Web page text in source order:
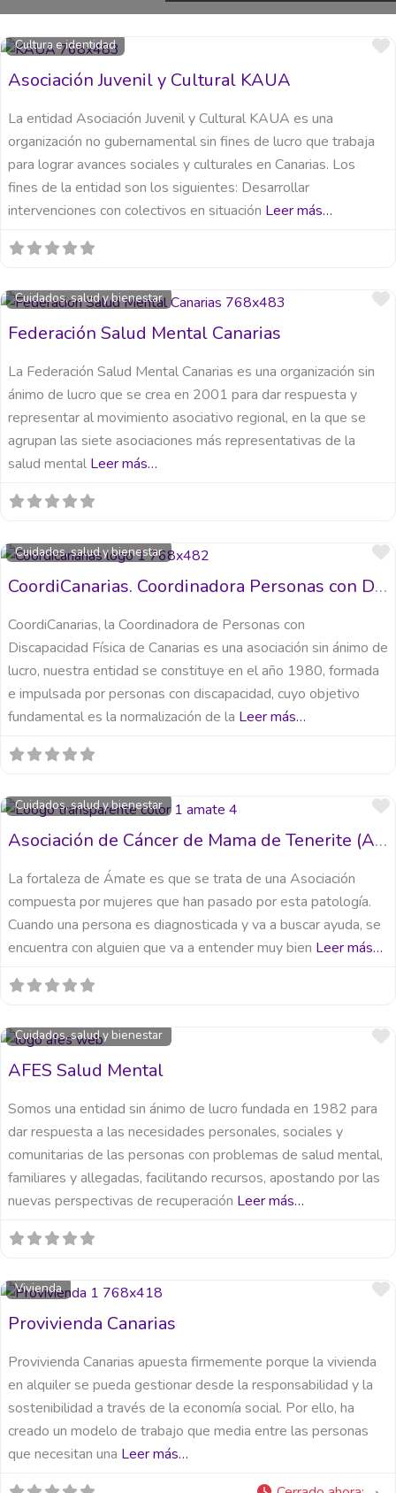
Cultura e identidad
Asociación Juvenil y Cultural KAUA
La entidad Asociación Juvenil y Cultural KAUA es una
organización no gubernamental sin fines de lucro que trabaja
para lograr avances sociales y culturales en Canarias. Los
fines de la entidad son los siguientes: Desarrollar
intervenciones con colectivos en situación Leer más…
Cuidados, salud y bienestar
Federación Salud Mental Canarias
La Federación Salud Mental Canarias es una organización sin
ánimo de lucro que se crea en 2001 para dar respuesta y
representar al movimiento asociativo regional, en la que se
agrupan las siete asociaciones más representativas de la
salud mental Leer más…
Cuidados, salud y bienestar
CoordiCanarias. Coordinadora Personas con Discapacidad Física de Canarias
CoordiCanarias, la Coordinadora de Personas con
Discapacidad Física de Canarias es una asociación sin ánimo de
lucro, nuestra entidad se constituye en el año 1980, formada
e impulsada por personas con discapacidad, cuyo objetivo
fundamental es la normalización de la Leer más…
Cuidados, salud y bienestar
Asociación de Cáncer de Mama de Tenerite (AMATE)
La fortaleza de Ámate es que se trata de una Asociación
compuesta por mujeres que han pasado por esta patología.
Cuando una persona es diagnosticada y va a buscar ayuda, se
encuentra con alguien que va a entender muy bien Leer más…
Cuidados, salud y bienestar
AFES Salud Mental
Somos una entidad sin ánimo de lucro fundada en 1982 para
dar respuesta a las necesidades personales, sociales y
comunitarias de las personas con problemas de salud mental,
familiares y allegadas, facilitando recursos, apostando por las
nuevas perspectivas de recuperación Leer más…
Vivienda
Provivienda Canarias
Provivienda Canarias apuesta firmemente porque la vivienda
en alquiler se pueda gestionar desde la responsabilidad y la
sostenibilidad a través de la economía social. Por ello, ha
creado un modelo de trabajo que media entre las personas
que necesitan una Leer más…